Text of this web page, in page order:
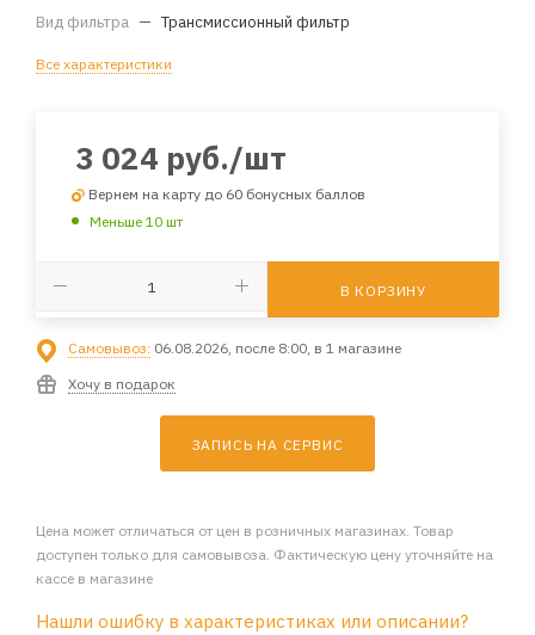
Вид фильтра — Трансмиссионный фильтр
Все характеристики
3 024 руб./шт
Вернем на карту до 60 бонусных баллов
Меньше 10 шт
В КОРЗИНУ
Самовывоз: 06.08.2026, после 8:00, в 1 магазине
Хочу в подарок
ЗАПИСЬ НА СЕРВИС
Цена может отличаться от цен в розничных магазинах. Товар
доступен только для самовывоза. Фактическую цену уточняйте на
кассе в магазине
Нашли ошибку в характеристиках или описании?